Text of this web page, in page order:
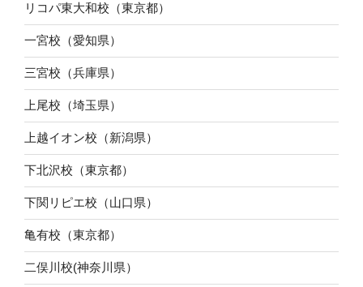
リコパ東大和校（東京都）
一宮校（愛知県）
三宮校（兵庫県）
上尾校（埼玉県）
上越イオン校（新潟県）
下北沢校（東京都）
下関リピエ校（山口県）
亀有校（東京都）
二俣川校(神奈川県）